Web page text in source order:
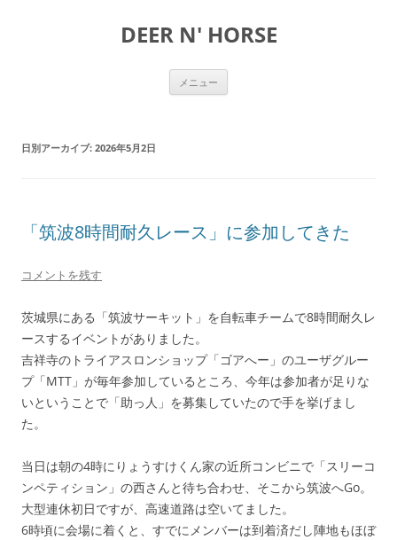
DEER N' HORSE
メニュー
日別アーカイブ: 2026年5月2日
「筑波8時間耐久レース」に参加してきた
コメントを残す
茨城県にある「筑波サーキット」を自転車チームで8時間耐久レ
ースするイベントがありました。
吉祥寺のトライアスロンショップ「ゴアへー」のユーザグルー
プ「MTT」が毎年参加しているところ、今年は参加者が足りな
いということで「助っ人」を募集していたので手を挙げまし
た。
当日は朝の4時にりょうすけくん家の近所コンビニで「スリーコ
ンペティション」の西さんと待ち合わせ、そこから筑波へGo。
大型連休初日ですが、高速道路は空いてました。
6時頃に会場に着くと、すでにメンバーは到着済だし陣地もほぼ